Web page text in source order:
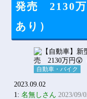
発売 2130万
あり）
自動車・バイク
2023.09.02
1:名無しさん 2023/09/